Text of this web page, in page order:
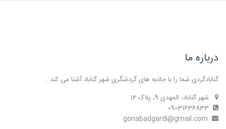
درباره ما
گنابادگردی شما را با جاذبه های گردشگری شهر گناباد آشنا می کند .
شهر گناباد، المهدی 9، پلاک 12